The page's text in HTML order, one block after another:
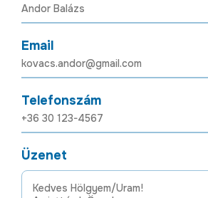
Email
Telefonszám
Üzenet